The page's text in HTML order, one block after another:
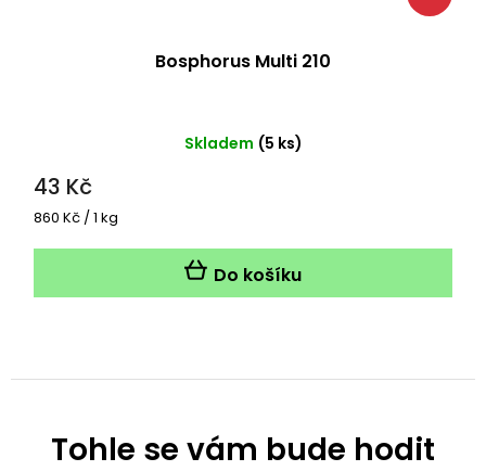
Bosphorus Multi 210
Skladem (5 ks)
43 Kč
Měrná
860 Kč / 1 kg
Do košíku